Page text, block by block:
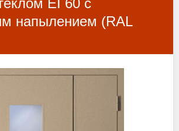
ДРУГОЙ ГОРОД
EI 60 с
напылением (RAL